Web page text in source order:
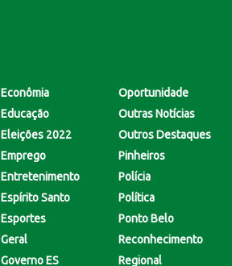
Econômia
Educação
Eleições 2022
Emprego
Entretenimento
Espírito Santo
Esportes
Geral
Governo ES
Oportunidade
Outras Notícias
Outros Destaques
Pinheiros
Polícia
Política
Ponto Belo
Reconhecimento
Regional